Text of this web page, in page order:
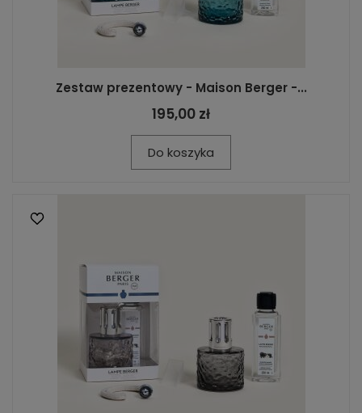
Zestaw prezentowy - Maison Berger -...
195,00 zł
Do koszyka